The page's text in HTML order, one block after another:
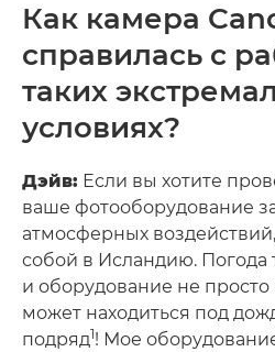
Как камера
справилась с
таких
условиях?
Дэйв: Если вы хотите
ваше фотооборудование
атмосферных
собой в Исландию. Погода
и оборудование не
может находиться под
подряд1! Мое